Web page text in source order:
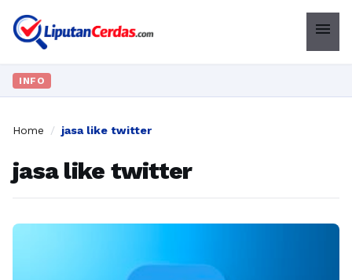
menu
INFO
Home / jasa like twitter
jasa like twitter